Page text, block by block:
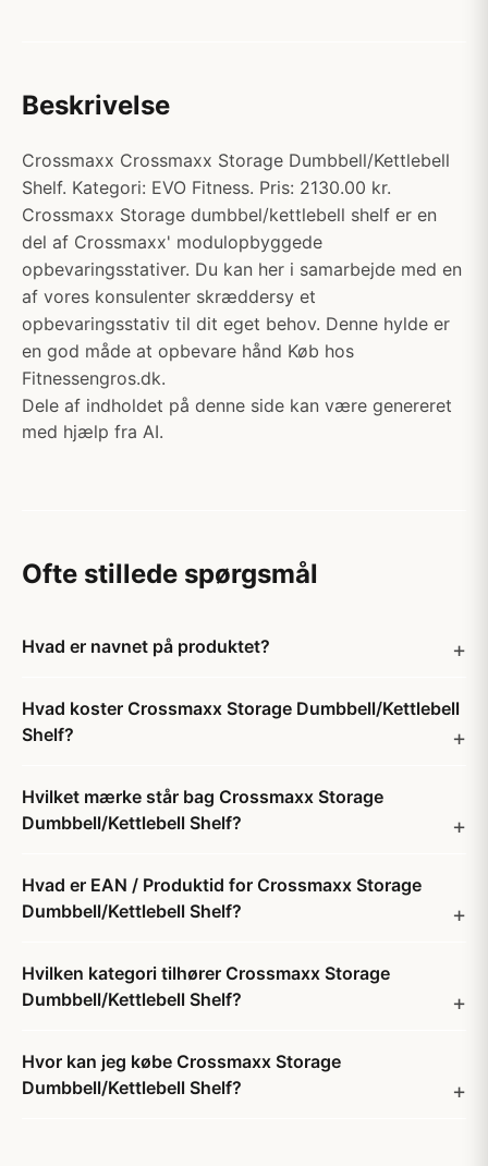
Beskrivelse
Crossmaxx Crossmaxx Storage Dumbbell/Kettlebell
Shelf. Kategori: EVO Fitness. Pris: 2130.00 kr.
Crossmaxx Storage dumbbel/kettlebell shelf er en
del af Crossmaxx' modulopbyggede
opbevaringsstativer. Du kan her i samarbejde med en
af vores konsulenter skræddersy et
opbevaringsstativ til dit eget behov. Denne hylde er
en god måde at opbevare hånd Køb hos
Fitnessengros.dk.
Dele af indholdet på denne side kan være genereret
med hjælp fra AI.
Ofte stillede spørgsmål
Hvad er navnet på produktet?
Hvad koster Crossmaxx Storage Dumbbell/Kettlebell
Shelf?
Hvilket mærke står bag Crossmaxx Storage
Dumbbell/Kettlebell Shelf?
Hvad er EAN / Produktid for Crossmaxx Storage
Dumbbell/Kettlebell Shelf?
Hvilken kategori tilhører Crossmaxx Storage
Dumbbell/Kettlebell Shelf?
Hvor kan jeg købe Crossmaxx Storage
Dumbbell/Kettlebell Shelf?